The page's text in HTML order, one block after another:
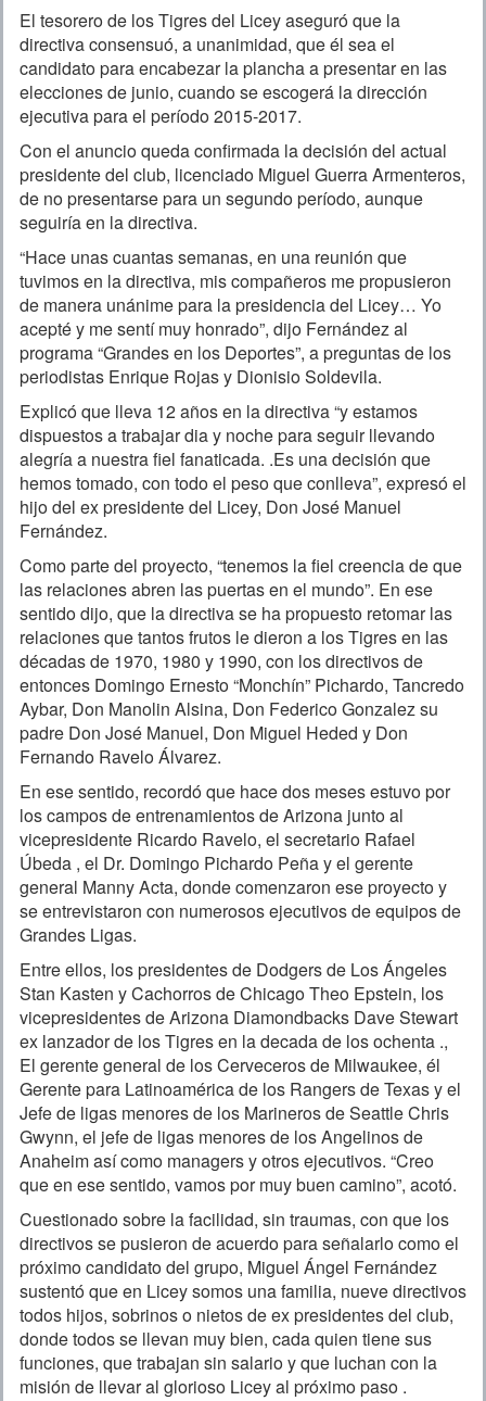
El tesorero de los Tigres del Licey aseguró que la
directiva consensuó, a unanimidad, que él sea el
candidato para encabezar la plancha a presentar en las
elecciones de junio, cuando se escogerá la dirección
ejecutiva para el período 2015-2017.
Con el anuncio queda confirmada la decisión del actual
presidente del club, licenciado Miguel Guerra Armenteros,
de no presentarse para un segundo período, aunque
seguiría en la directiva.
“Hace unas cuantas semanas, en una reunión que
tuvimos en la directiva, mis compañeros me propusieron
de manera unánime para la presidencia del Licey… Yo
acepté y me sentí muy honrado”, dijo Fernández al
programa “Grandes en los Deportes”, a preguntas de los
periodistas Enrique Rojas y Dionisio Soldevila.
Explicó que lleva 12 años en la directiva “y estamos
dispuestos a trabajar dia y noche para seguir llevando
alegría a nuestra fiel fanaticada. .Es una decisión que
hemos tomado, con todo el peso que conlleva”, expresó el
hijo del ex presidente del Licey, Don José Manuel
Fernández.
Como parte del proyecto, “tenemos la fiel creencia de que
las relaciones abren las puertas en el mundo”. En ese
sentido dijo, que la directiva se ha propuesto retomar las
relaciones que tantos frutos le dieron a los Tigres en las
décadas de 1970, 1980 y 1990, con los directivos de
entonces Domingo Ernesto “Monchín” Pichardo, Tancredo
Aybar, Don Manolin Alsina, Don Federico Gonzalez su
padre Don José Manuel, Don Miguel Heded y Don
Fernando Ravelo Álvarez.
En ese sentido, recordó que hace dos meses estuvo por
los campos de entrenamientos de Arizona junto al
vicepresidente Ricardo Ravelo, el secretario Rafael
Úbeda , el Dr. Domingo Pichardo Peña y el gerente
general Manny Acta, donde comenzaron ese proyecto y
se entrevistaron con numerosos ejecutivos de equipos de
Grandes Ligas.
Entre ellos, los presidentes de Dodgers de Los Ángeles
Stan Kasten y Cachorros de Chicago Theo Epstein, los
vicepresidentes de Arizona Diamondbacks Dave Stewart
ex lanzador de los Tigres en la decada de los ochenta .,
El gerente general de los Cerveceros de Milwaukee, él
Gerente para Latinoamérica de los Rangers de Texas y el
Jefe de ligas menores de los Marineros de Seattle Chris
Gwynn, el jefe de ligas menores de los Angelinos de
Anaheim así como managers y otros ejecutivos. “Creo
que en ese sentido, vamos por muy buen camino”, acotó.
Cuestionado sobre la facilidad, sin traumas, con que los
directivos se pusieron de acuerdo para señalarlo como el
próximo candidato del grupo, Miguel Ángel Fernández
sustentó que en Licey somos una familia, nueve directivos
todos hijos, sobrinos o nietos de ex presidentes del club,
donde todos se llevan muy bien, cada quien tiene sus
funciones, que trabajan sin salario y que luchan con la
misión de llevar al glorioso Licey al próximo paso .